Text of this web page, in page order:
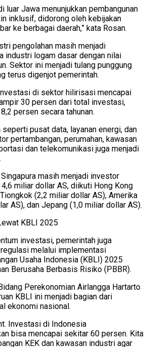
luar Jawa menunjukkan pembangunan
inklusif, didorong oleh kebijakan
ke berbagai daerah,” kata Rosan.
pengolahan masih menjadi
industri logam dasar dengan nilai
Sektor ini menjadi tulang punggung
terus digenjot pemerintah.
di sektor hilirisasi mencapai
30 persen dari total investasi,
persen secara tahunan.
pusat data, layanan energi, dan
pertambangan, perumahan, kawasan
dan telekomunikasi juga menjadi
masih menjadi investor
miliar dollar AS, diikuti Hong Kong
(2,2 miliar dollar AS), Amerika
AS), dan Jepang (1,0 miliar dollar AS).
KBLI 2025
investasi, pemerintah juga
melalui implementasi
Usaha Indonesia (KBLI) 2025
Berusaha Berbasis Risiko (PBBR).
Perekonomian Airlangga Hartarto
KBLI ini menjadi bagian dari
ekonomi nasional.
Investasi di Indonesia
bisa mencapai sekitar 60 persen. Kita
KEK dan kawasan industri agar